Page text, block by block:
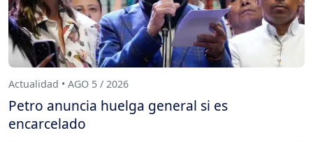
Actualidad • AGO 5 / 2026
Petro anuncia huelga general si es
encarcelado